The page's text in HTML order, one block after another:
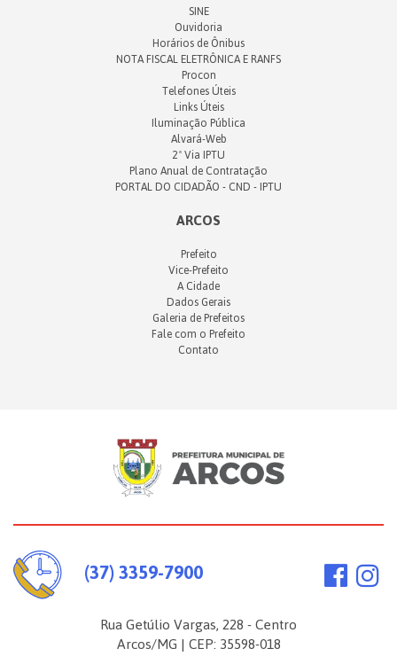
(37) 3359-7900
Rua Getúlio Vargas, 228 - Centro
Arcos/MG | CEP: 35598-018
SINE
Ouvidoria
Horários de Ônibus
NOTA FISCAL ELETRÔNICA E RANFS
Procon
Telefones Úteis
Links Úteis
Iluminação Pública
Alvará-Web
2ª Via IPTU
Plano Anual de Contratação
PORTAL DO CIDADÃO - CND - IPTU
ARCOS
Prefeito
Vice-Prefeito
A Cidade
Dados Gerais
Galeria de Prefeitos
Fale com o Prefeito
Contato